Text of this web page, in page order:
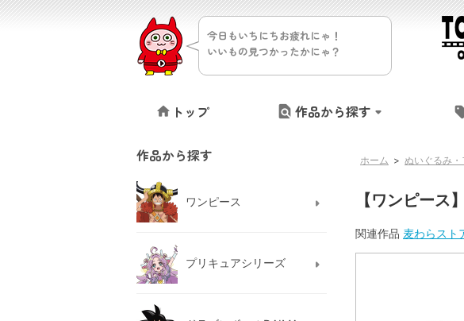
今日もいちにちお疲れにゃ！
いいもの見つかったかにゃ？
トップ 作品から探す
ホーム > ぬいぐるみ・
【ワンピース
関連作品 麦わらスト
作品から探す
ワンピース
プリキュアシリーズ